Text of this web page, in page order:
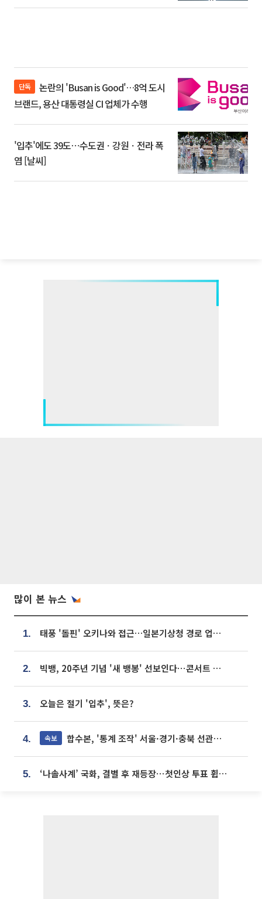
단독
브랜드, 용산 대통령실 CI 업체가 수행
'입추'에도 39도⋯수도권ㆍ강원ㆍ전라 폭
염 [날씨]
많이 본 뉴스
1. 태풍 '돌핀' 오키나와 접근…일본기상청 경로 업데이트
2. 빅뱅, 20주년 기념 '새 뱅봉' 선보인다⋯콘서트 앞두고 팝업 개최
3. 오늘은 절기 '입추', 뜻은?
4. 속보 합수본, '통계 조작' 서울·경기·충북 선관위 등 추가 압수수색
5. ‘나솔사계’ 국화, 결별 후 재등장⋯첫인상 투표 휩쓸고 ‘인기녀’ 등극